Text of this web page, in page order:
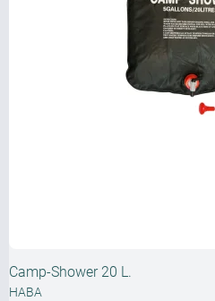
Camp-Shower 20 L.
HABA